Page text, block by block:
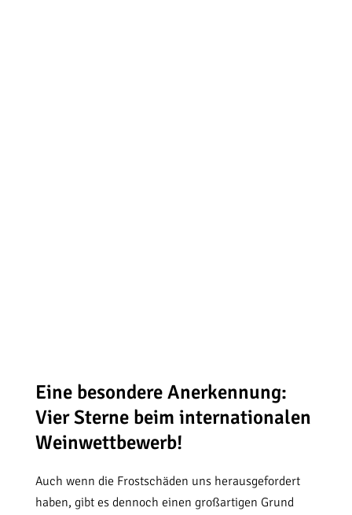
Eine besondere Anerkennung:
Vier Sterne beim internationalen
Weinwettbewerb!
Auch wenn die Frostschäden uns herausgefordert
haben, gibt es dennoch einen großartigen Grund